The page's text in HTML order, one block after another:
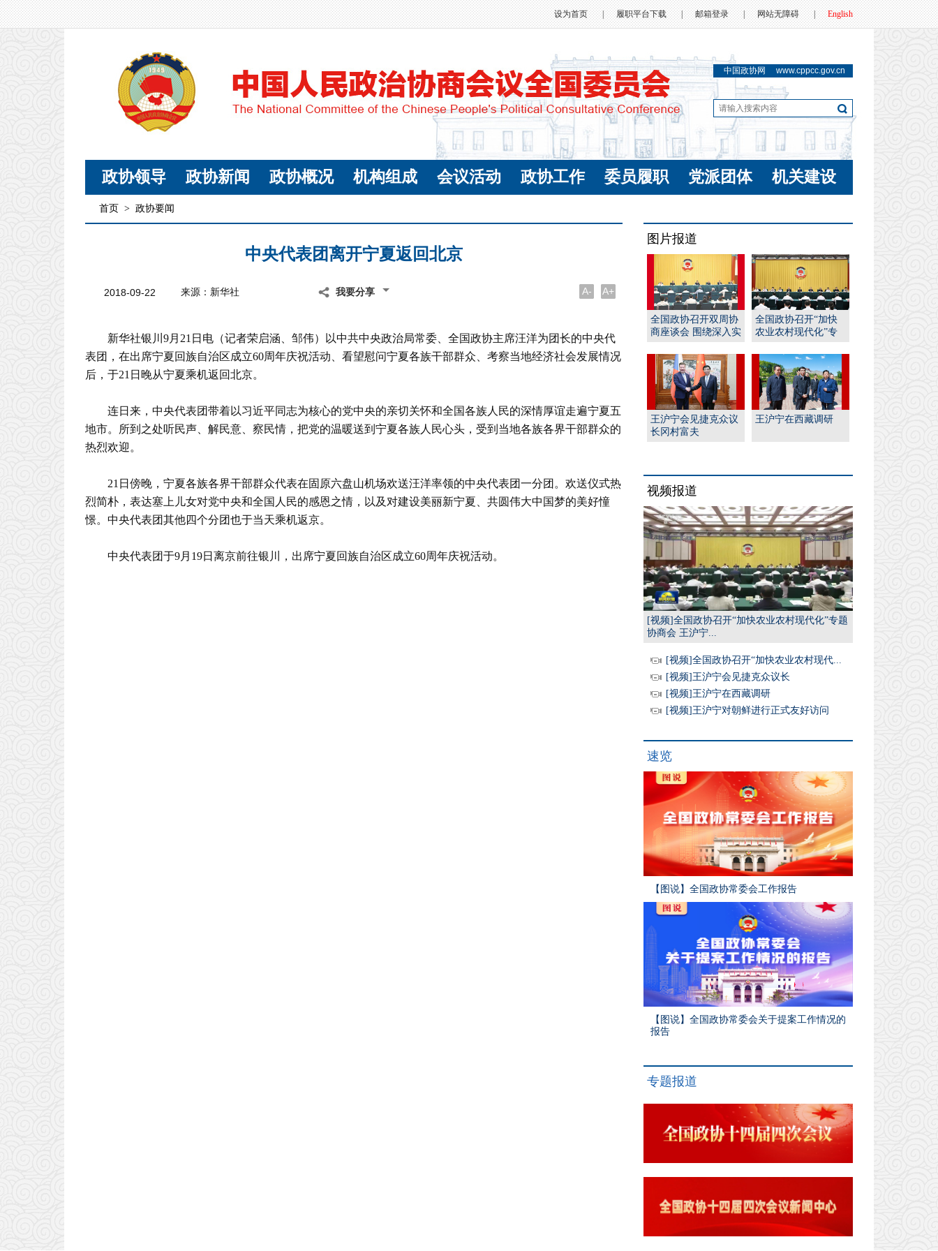
设为首页 履职平台下载 | 邮箱登录 网站无障碍 | English
中国政协网 www.cppcc.gov.cn
政协领导 政协新闻 政协概况 机构组成 会议活动 政协工作 委员履职 党派团体 机关建设
首页 > 政协要闻
中央代表团离开宁夏返回北京
2018-09-22 来源：新华社 我要分享 A- A+
新华社银川9月21日电（记者荣启涵、邹伟）以中共中央政治局常委、全国政协主席汪洋为团长的中央代
表团，在出席宁夏回族自治区成立60周年庆祝活动、看望慰问宁夏各族干部群众、考察当地经济社会发展情况
后，于21日晚从宁夏乘机返回北京。
连日来，中央代表团带着以习近平同志为核心的党中央的亲切关怀和全国各族人民的深情厚谊走遍宁夏五
地市。所到之处听民声、解民意、察民情，把党的温暖送到宁夏各族人民心头，受到当地各族各界干部群众的
热烈欢迎。
21日傍晚，宁夏各族各界干部群众代表在固原六盘山机场欢送汪洋率领的中央代表团一分团。欢送仪式热
烈简朴，表达塞上儿女对党中央和全国人民的感恩之情，以及对建设美丽新宁夏、共圆伟大中国梦的美好憧
憬。中央代表团其他四个分团也于当天乘机返京。
中央代表团于9月19日离京前往银川，出席宁夏回族自治区成立60周年庆祝活动。
图片报道
全国政协召开双周协
商座谈会 围绕深入实
动...
全国政协召开“加快
农业农村现代化”专
并...
王沪宁会见捷克众议
长冈村富夫
王沪宁在西藏调研
视频报道
[视频]全国政协召开“加快农业农村现代化”专题
协商会 王沪宁...
[视频]全国政协召开“加快农业农村现代...
[视频]王沪宁会见捷克众议长
[视频]王沪宁在西藏调研
[视频]王沪宁对朝鲜进行正式友好访问
速览
【图说】全国政协常委会工作报告
【图说】全国政协常委会关于提案工作情况的
报告
专题报道